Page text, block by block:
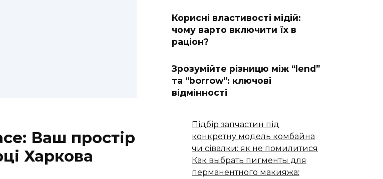
Ваш простір
Харкова
Корисні властивості мідій:
чому варто включити їх в
раціон?
Зрозумійте різницю між “lend”
та “borrow”: ключові
відмінності
Підбір запчастин під
конкретну модель комбайна
чи сівалки: як не помилитися
Как выбрать пигменты для
перманентного макияжа: